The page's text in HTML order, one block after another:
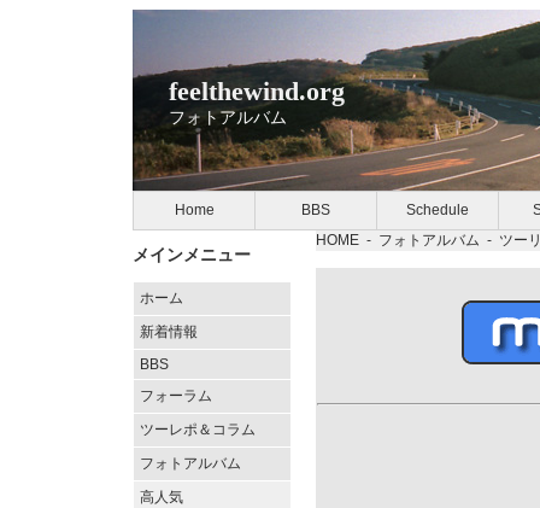
feelthewind.org
フォトアルバム
Home BBS Schedule
メインメニュー
ホーム
新着情報
BBS
フォーラム
ツーレポ＆コラム
フォトアルバム
高人気
HOME - フォトアルバム - ツー